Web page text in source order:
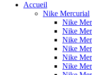
Accueil
Nike Mercurial
Nike
Nike
Nike
Nike
Nike
Nike